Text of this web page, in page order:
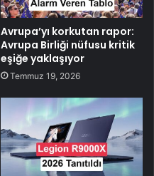
Avrupa’yı korkutan rapor:
Avrupa Birliği nüfusu kritik
eşiğe yaklaşıyor
Temmuz 19, 2026